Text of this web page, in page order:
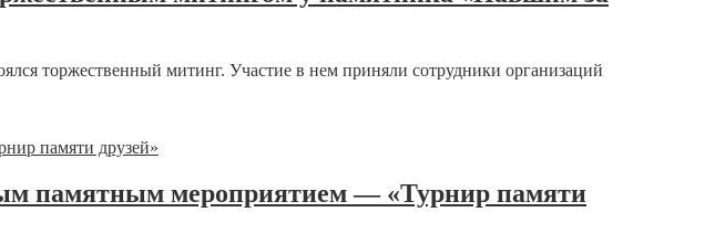
торжественный митинг. Участие в нем приняли сотрудники организаций
памятным мероприятием — «Турнир памяти